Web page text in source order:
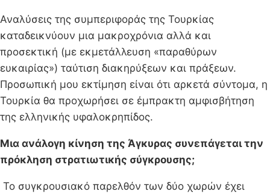
Αναλύσεις της συμπεριφοράς της Τουρκίας
καταδεικνύουν μια μακροχρόνια αλλά και
προσεκτική (με εκμετάλλευση «παραθύρων
ευκαιρίας») ταύτιση διακηρύξεων και πράξεων.
Προσωπική μου εκτίμηση είναι ότι αρκετά σύντομα, η
Τουρκία θα προχωρήσει σε έμπρακτη αμφισβήτηση
της ελληνικής υφαλοκρηπίδος.
Μια ανάλογη κίνηση της Άγκυρας συνεπάγεται την
πρόκληση στρατιωτικής σύγκρουσης;
Το συγκρουσιακό παρελθόν των δύο χωρών έχει